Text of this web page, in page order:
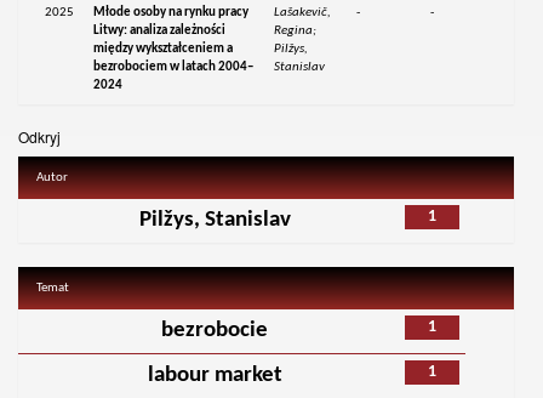
2025
Młode osoby na rynku pracy
Litwy: analiza zależności
między wykształceniem a
bezrobociem w latach 2004–
2024
Lašakevič,
Regina;
Pilžys,
Stanislav
- -
Odkryj
Autor
1
Pilžys, Stanislav
Temat
1
bezrobocie
1
labour market